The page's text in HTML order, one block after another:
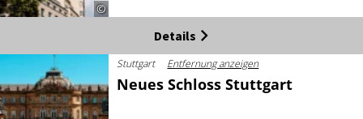
©
Details
Stuttgart Entfernung anzeigen
Neues Schloss Stuttgart